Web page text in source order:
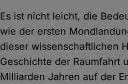
Es ist nicht leicht, die
wie der ersten
dieser wissenschaftlichen
Geschichte der Raumfahrt
Milliarden Jahren auf der